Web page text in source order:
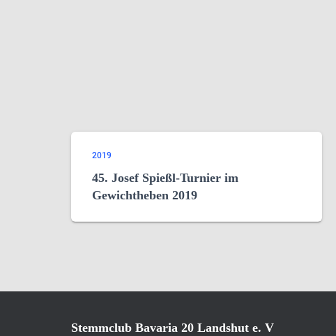
2019
45. Josef Spießl-Turnier im
Gewichtheben 2019
Stemmclub Bavaria 20 Landshut e. V